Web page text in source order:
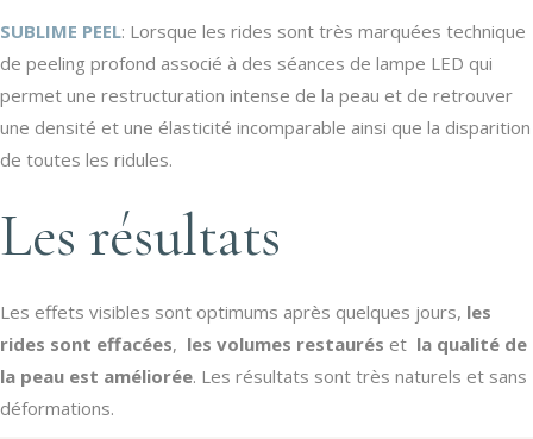
SUBLIME PEEL: Lorsque les rides sont très marquées technique
de peeling profond associé à des séances de lampe LED qui
permet une restructuration intense de la peau et de retrouver
une densité et une élasticité incomparable ainsi que la disparition
de toutes les ridules.
Les résultats
Les effets visibles sont optimums après quelques jours, les
rides sont effacées, les volumes restaurés et la qualité de
la peau est améliorée. Les résultats sont très naturels et sans
déformations.